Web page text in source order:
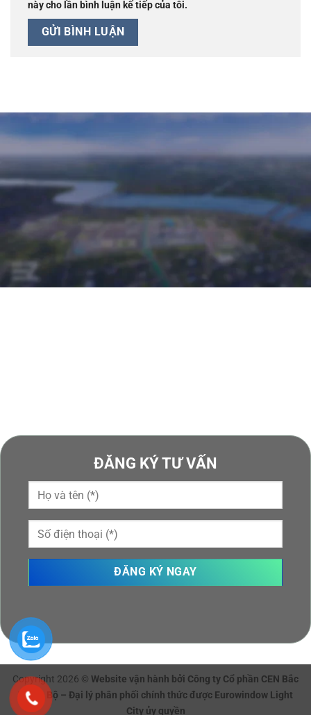
này cho lần bình luận kế tiếp của tôi.
Đại Lý Phân Phối Chính Thức Dự Án: Công Ty Cổ Phần
CEN Bắc Trung Bộ
Giám Đốc Kinh Doanh: Lê Văn Hưng
Địa chỉ: Phường Nguyệt Viên (TP. Thanh Hóa), tỉnh
ĐĂNG KÝ TƯ VẤN
Copyright 2026 © Website vận hành bởi Công ty Cổ phần CEN Bắc
Trung Bộ – Đại lý phân phối chính thức được Eurowindow Light
City ủy quyền